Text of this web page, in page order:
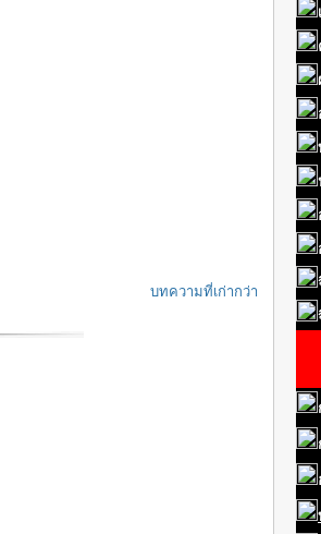
บทความที่เก่ากว่า